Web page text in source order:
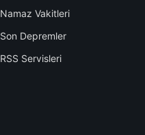
Namaz Vakitleri
Son Depremler
RSS Servisleri